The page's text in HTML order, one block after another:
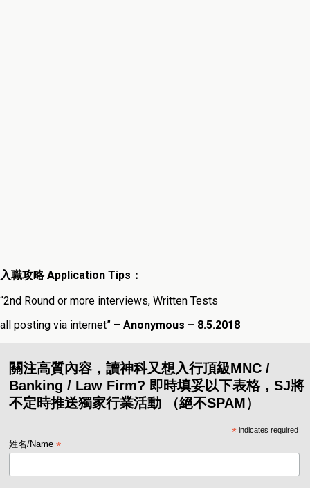
入職攻略Application Tips ：
“2nd Round or more interviews, Written Tests
all posting via internet” – Anonymous – 8.5.2018
關注高質內容，讀神科又想入行頂級MNC /
Banking / Law Firm? 即時填妥以下表格，SJ將
不定時推送獨家行業活動 （絕不SPAM）
*indicates required
姓名/Name*